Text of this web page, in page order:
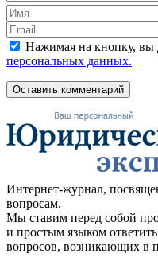
Нажимая на кнопку, вы
персональных данных.
Оставить комментарий
Интернет-журнал,
вопросам.
Мы ставим перед собой
и простым языком
вопросов, возникающих в